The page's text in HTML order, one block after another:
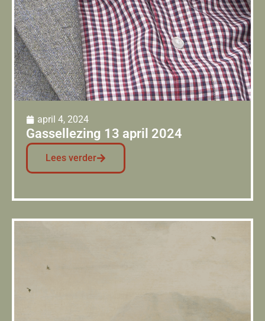
april 4, 2024
Gassellezing 13 april 2024
Lees verder